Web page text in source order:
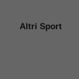
Altri Sport